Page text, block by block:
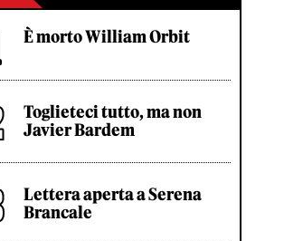
È morto William Orbit
Toglieteci tutto, ma non
Javier Bardem
Lettera aperta a Serena
Brancale